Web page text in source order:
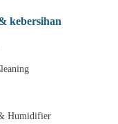
kebersihan
Humidifier